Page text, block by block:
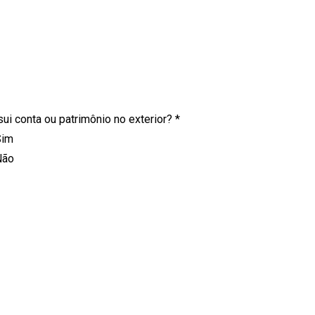
conta ou patrimônio no exterior? *